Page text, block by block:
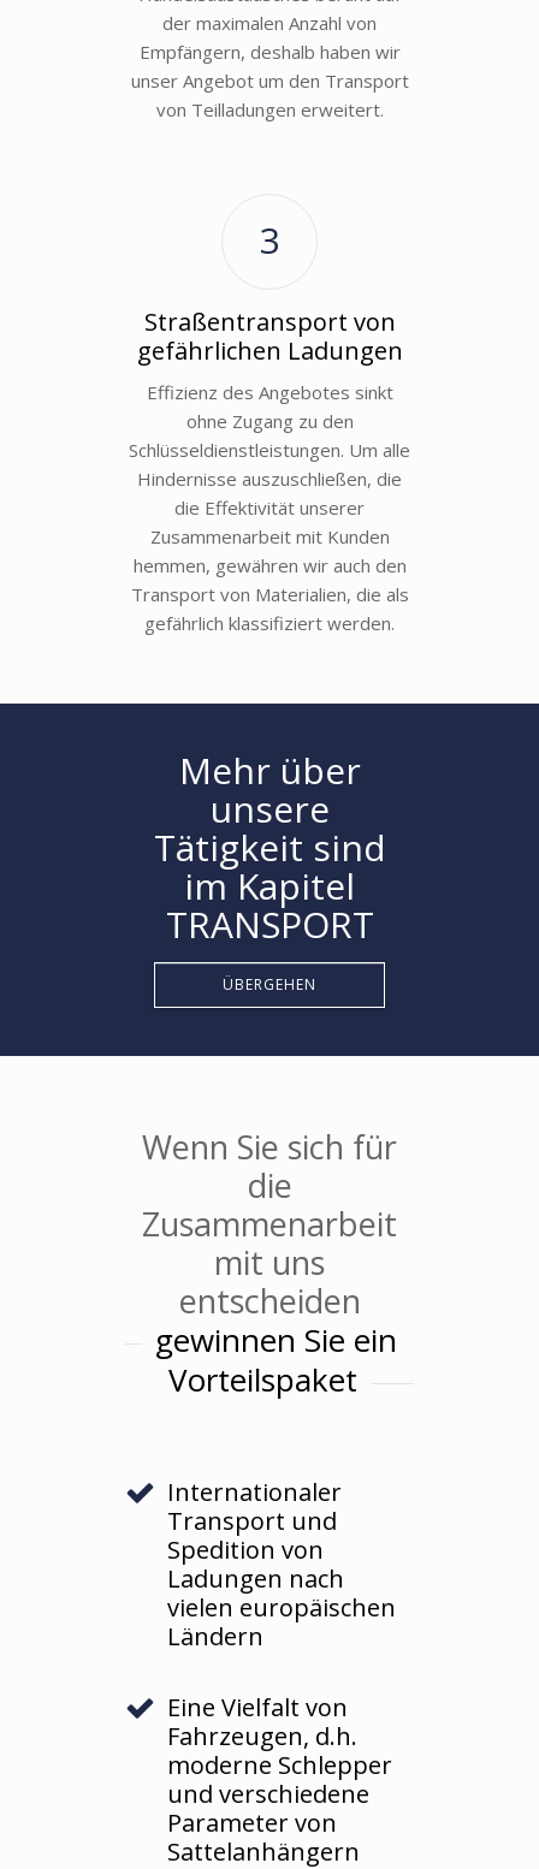
der maximalen Anzahl von
Empfängern, deshalb haben wir
unser Angebot um den Transport
von Teilladungen erweitert.
3
Straßentransport von
gefährlichen Ladungen
Effizienz des Angebotes sinkt
ohne Zugang zu den
Schlüsseldienstleistungen. Um alle
Hindernisse auszuschließen, die
die Effektivität unserer
Zusammenarbeit mit Kunden
hemmen, gewähren wir auch den
Transport von Materialien, die als
gefährlich klassifiziert werden.
Mehr über
unsere
Tätigkeit sind
im Kapitel
TRANSPORT
ÜBERGEHEN
Wenn Sie sich für
die
Zusammenarbeit
mit uns
entscheiden
gewinnen Sie ein
Vorteilspaket
Internationaler
Transport und
Spedition von
Ladungen nach
vielen europäischen
Ländern
Eine Vielfalt von
Fahrzeugen, d.h.
moderne Schlepper
und verschiedene
Parameter von
Sattelanhängern